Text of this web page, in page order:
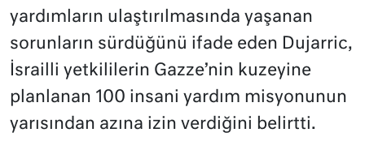
yardımların ulaştırılmasında yaşanan
sorunların sürdüğünü ifade eden Dujarric,
İsrailli yetkililerin Gazze’nin kuzeyine
planlanan 100 insani yardım misyonunun
yarısından azına izin verdiğini belirtti.